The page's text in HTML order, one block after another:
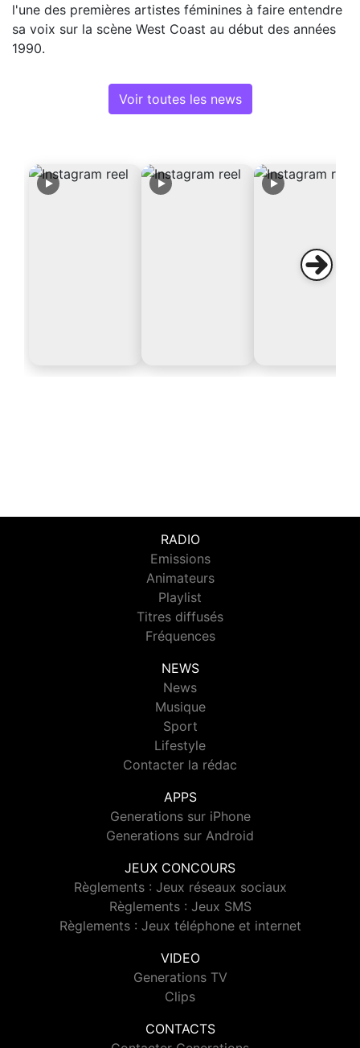
l'une des premières artistes féminines à faire entendre
sa voix sur la scène West Coast au début des années
1990.
Voir toutes les news
RADIO
Emissions
Animateurs
Playlist
Titres diffusés
Fréquences
NEWS
News
Musique
Sport
Lifestyle
Contacter la rédac
APPS
Generations sur iPhone
Generations sur Android
JEUX CONCOURS
Règlements : Jeux réseaux sociaux
Règlements : Jeux SMS
Règlements : Jeux téléphone et internet
VIDEO
Generations TV
Clips
CONTACTS